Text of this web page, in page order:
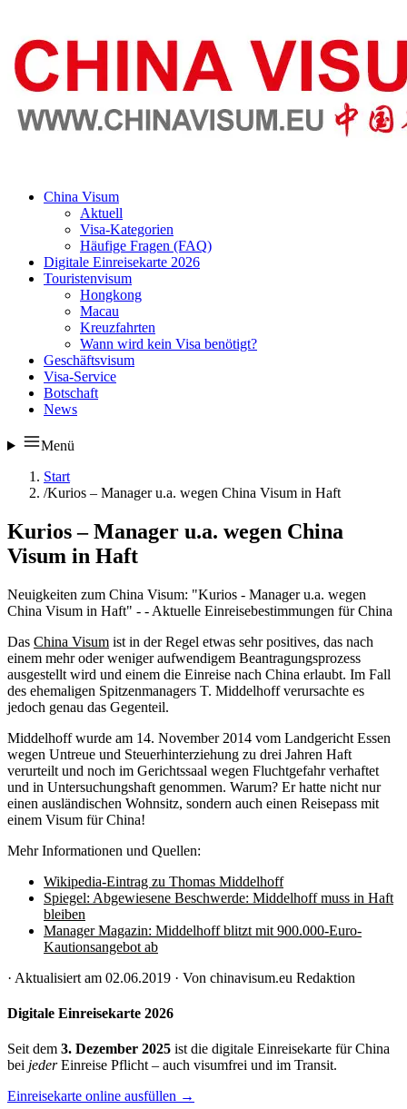
China Visum
Aktuell
Visa-Kategorien
Häufige Fragen (FAQ)
Digitale Einreisekarte 2026
Touristenvisum
Hongkong
Macau
Kreuzfahrten
Wann wird kein Visa benötigt?
Geschäftsvisum
Visa-Service
Botschaft
News
Menü
Start
/Kurios – Manager u.a. wegen China Visum in Haft
Kurios – Manager u.a. wegen China
Visum in Haft
Neuigkeiten zum China Visum: "Kurios - Manager u.a. wegen
China Visum in Haft" - - Aktuelle Einreisebestimmungen für China
Das China Visum ist in der Regel etwas sehr positives, das nach
einem mehr oder weniger aufwendigem Beantragungsprozess
ausgestellt wird und einem die Einreise nach China erlaubt. Im Fall
des ehemaligen Spitzenmanagers T. Middelhoff verursachte es
jedoch genau das Gegenteil.
Middelhoff wurde am 14. November 2014 vom Landgericht Essen
wegen Untreue und Steuerhinterziehung zu drei Jahren Haft
verurteilt und noch im Gerichtssaal wegen Fluchtgefahr verhaftet
und in Untersuchungshaft genommen. Warum? Er hatte nicht nur
einen ausländischen Wohnsitz, sondern auch einen Reisepass mit
einem Visum für China!
Mehr Informationen und Quellen:
Wikipedia-Eintrag zu Thomas Middelhoff
Spiegel: Abgewiesene Beschwerde: Middelhoff muss in Haft
bleiben
Manager Magazin: Middelhoff blitzt mit 900.000-Euro-
Kautionsangebot ab
· Aktualisiert am 02.06.2019 · Von chinavisum.eu Redaktion
Digitale Einreisekarte 2026
Seit dem 3. Dezember 2025 ist die digitale Einreisekarte für China
bei jederEinreise Pflicht – auch visumfrei und im Transit.
Einreisekarte online ausfüllen →